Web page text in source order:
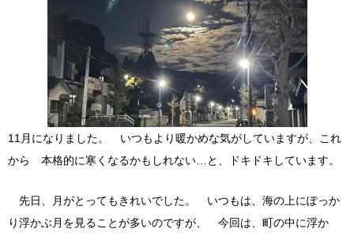
11月になりました。 いつもより暖かめな気がしていますが、これ
から 本格的に寒くなるかもしれない…と、ドキドキしています。
先日、月がとってもきれいでした。 いつもは、海の上にぽっか
り浮かぶ月を見ることが多いのですが、 今回は、町の中に浮か